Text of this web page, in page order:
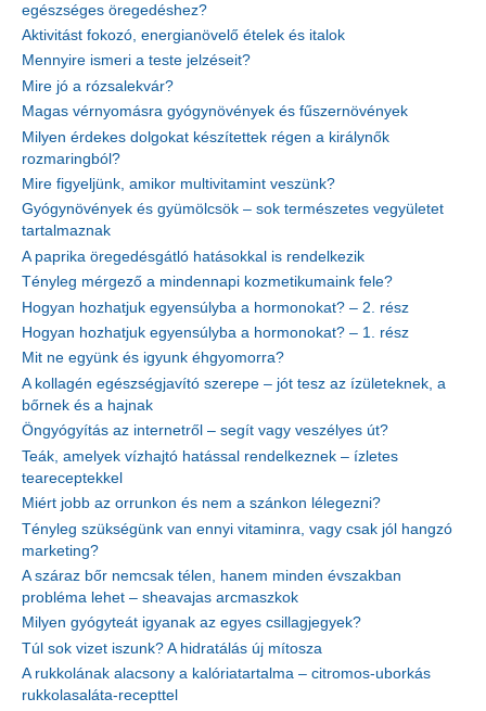
egészséges öregedéshez?
Aktivitást fokozó, energianövelő ételek és italok
Mennyire ismeri a teste jelzéseit?
Mire jó a rózsalekvár?
Magas vérnyomásra gyógynövények és fűszernövények
Milyen érdekes dolgokat készítettek régen a királynők
rozmaringból?
Mire figyeljünk, amikor multivitamint veszünk?
Gyógynövények és gyümölcsök – sok természetes vegyületet
tartalmaznak
A paprika öregedésgátló hatásokkal is rendelkezik
Tényleg mérgező a mindennapi kozmetikumaink fele?
Hogyan hozhatjuk egyensúlyba a hormonokat? – 2. rész
Hogyan hozhatjuk egyensúlyba a hormonokat? – 1. rész
Mit ne együnk és igyunk éhgyomorra?
A kollagén egészségjavító szerepe – jót tesz az ízületeknek, a
bőrnek és a hajnak
Öngyógyítás az internetről – segít vagy veszélyes út?
Teák, amelyek vízhajtó hatással rendelkeznek – ízletes
teareceptekkel
Miért jobb az orrunkon és nem a szánkon lélegezni?
Tényleg szükségünk van ennyi vitaminra, vagy csak jól hangzó
marketing?
A száraz bőr nemcsak télen, hanem minden évszakban
probléma lehet – sheavajas arcmaszkok
Milyen gyógyteát igyanak az egyes csillagjegyek?
Túl sok vizet iszunk? A hidratálás új mítosza
A rukkolának alacsony a kalóriatartalma – citromos-uborkás
rukkolasaláta-recepttel